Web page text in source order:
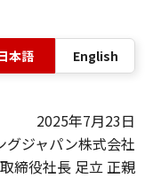
本語 English
2025年7月23日
グジャパン株式会社
締役社長 足立 正親